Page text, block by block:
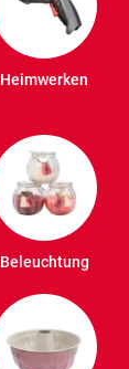
Heimwerken
Beleuchtung